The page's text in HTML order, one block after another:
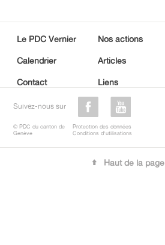
Le PDC Vernier Nos actions
Calendrier Articles
Contact Liens
Suivez-nous sur
© PDC du canton de
Genève
Protection des données
Conditions d'utilisations
Haut de la page